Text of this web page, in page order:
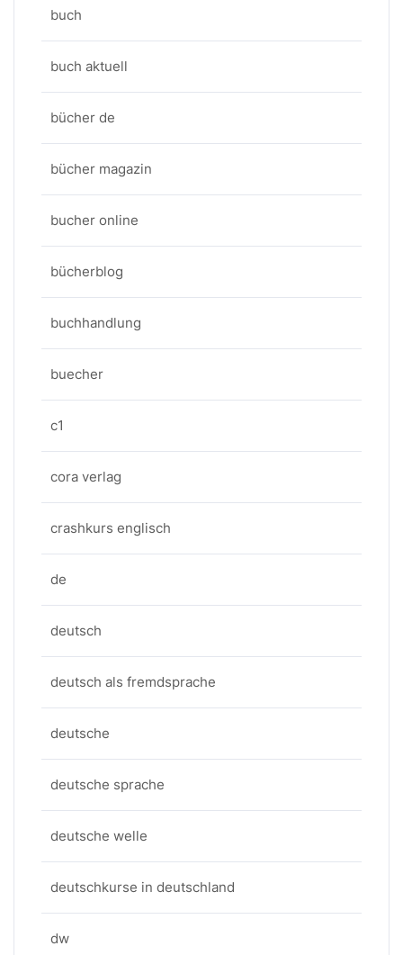
buch
buch aktuell
bücher de
bücher magazin
bucher online
bücherblog
buchhandlung
buecher
c1
cora verlag
crashkurs englisch
de
deutsch
deutsch als fremdsprache
deutsche
deutsche sprache
deutsche welle
deutschkurse in deutschland
dw